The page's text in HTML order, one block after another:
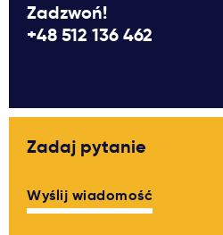
Zadzwoń!
+48 512 136 462
Zadaj pytanie
Wyślij wiadomość